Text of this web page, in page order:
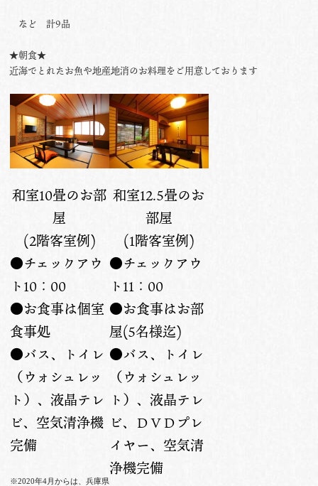
など 計9品
★朝食★
近海でとれたお魚や地産地消のお料理をご用意しております
和室10畳のお部
屋
(2階客室例)
●チェックアウ
ト10：00
●お食事は個室
食事処
●バス、トイレ
（ウォシュレッ
ト）、液晶テレ
ビ、空気清浄機
完備
※2020年4月からは、兵庫県
和室12.5畳のお
部屋
(1階客室例)
●チェックアウ
ト11：00
●お食事はお部
屋(5名様迄)
●バス、トイレ
（ウォシュレッ
ト）、液晶テレ
ビ、ＤＶＤプレ
イヤー、空気清
浄機完備